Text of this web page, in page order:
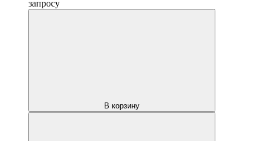
запросу
В корзину